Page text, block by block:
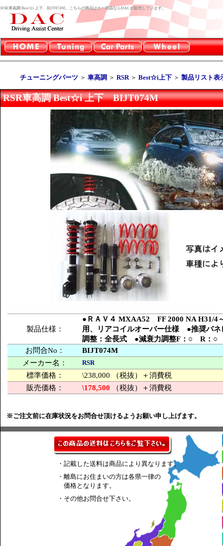
RSR車高調 Best☆i 上下 BIJT074M。こちらの商品はカー用品ならDACが販売しています。
チューニングパーツ ＞ 車高調 ＞ RSR＞ Best☆i上下 ＞ 製品リスト表
RSR車高調 Best☆i 上下 BIJT074M
製品仕様：
●ＲＡＶ４ MXAA52 FF 2000 NA H31/
用、リアコイルオーバー仕様 ●推奨バ
調整：全長式 ●減衰力調整F：○ R：○
お問合No：
BIJT074M
メーカー名：
RSR
標準価格：
\238,000 （税抜）＋消費税
販売価格：
\178,500 （税抜）＋消費税
※ご注文前に在庫状況をお問合せ頂けるようお願い申し上げます。
・記載した送料は商品により異なります。
・離島にお住まいの方は各県一律の
価格となります。
・その他お問合せ下さい。